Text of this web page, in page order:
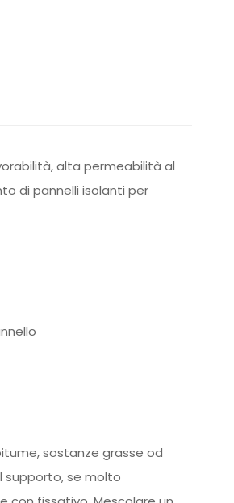
alta permeabilità al
di pannelli isolanti per
sostanze grasse od
supporto, se molto